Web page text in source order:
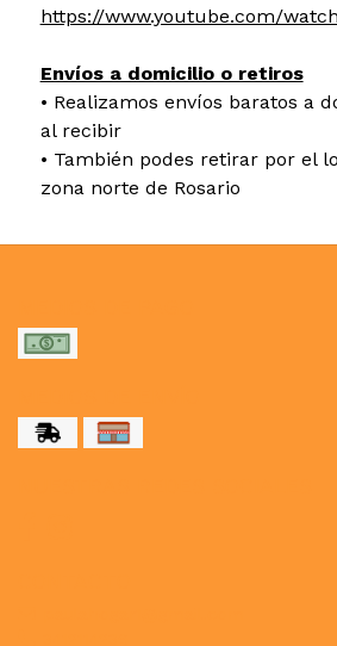
https://www.youtube.com/
Envíos a domicilio o retiros
• Realizamos envíos baratos a
al recibir
• También podes retirar por el
zona norte de Rosario